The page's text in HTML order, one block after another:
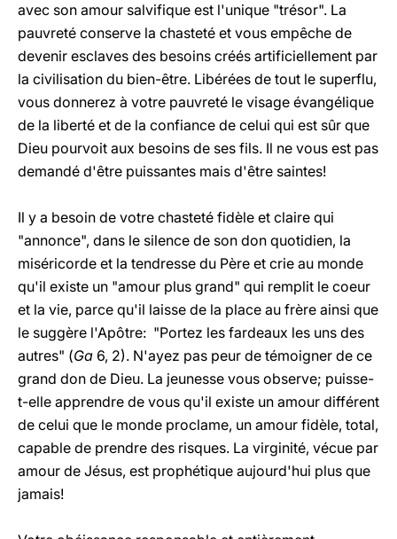
avec son amour salvifique est l'unique "trésor". La
pauvreté conserve la chasteté et vous empêche de
devenir esclaves des besoins créés artificiellement par
la civilisation du bien-être. Libérées de tout le superflu,
vous donnerez à votre pauvreté le visage évangélique
de la liberté et de la confiance de celui qui est sûr que
Dieu pourvoit aux besoins de ses fils. Il ne vous est pas
demandé d'être puissantes mais d'être saintes!
Il y a besoin de votre chasteté fidèle et claire qui
"annonce", dans le silence de son don quotidien, la
miséricorde et la tendresse du Père et crie au monde
qu'il existe un "amour plus grand" qui remplit le coeur
et la vie, parce qu'il laisse de la place au frère ainsi que
le suggère l'Apôtre: "Portez les fardeaux les uns des
autres" (Ga 6, 2). N'ayez pas peur de témoigner de ce
grand don de Dieu. La jeunesse vous observe; puisse-
t-elle apprendre de vous qu'il existe un amour différent
de celui que le monde proclame, un amour fidèle, total,
capable de prendre des risques. La virginité, vécue par
amour de Jésus, est prophétique aujourd'hui plus que
jamais!